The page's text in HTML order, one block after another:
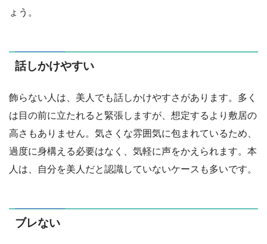
ょう。
話しかけやすい
飾らない人は、美人でも話しかけやすさがあります。多く
は目の前に立たれると緊張しますが、想定するより敷居の
高さもありません。気さくな雰囲気に包まれているため、
過度に身構える必要はなく、気軽に声をかえられます。本
人は、自分を美人だと認識していないケースも多いです。
ブレない